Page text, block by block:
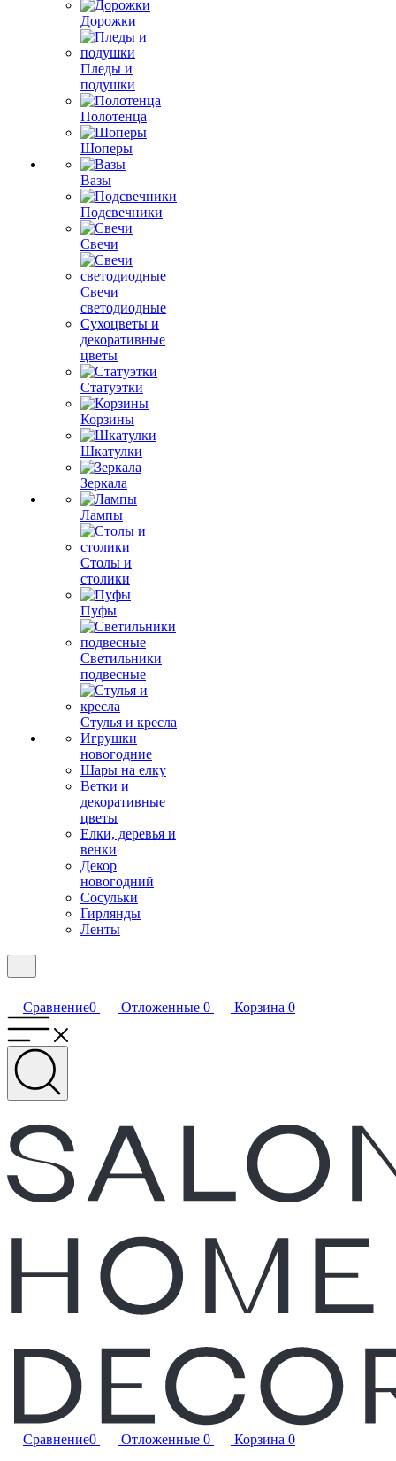
Дорожки
Пледы и
подушки
Полотенца
Шоперы
Вазы
Подсвечники
Свечи
Свечи
светодиодные
Сухоцветы и
декоративные
цветы
Статуэтки
Корзины
Шкатулки
Зеркала
Лампы
Столы и
столики
Пуфы
Светильники
подвесные
Стулья и кресла
Игрушки
новогодние
Шары на елку
Ветки и
декоративные
цветы
Елки, деревья и
венки
Декор
новогодний
Сосульки
Гирлянды
Ленты
Сравнение0 Отложенные 0 Корзина 0
Сравнение0 Отложенные 0 Корзина 0